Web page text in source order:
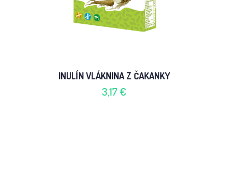
INULÍN VLÁKNINA Z ČAKANKY
3,17 €